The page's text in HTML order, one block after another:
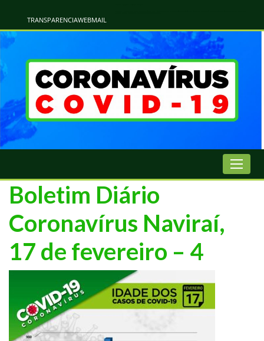
TRANSPARENCIAWEBMAIL
Boletim Diário
Coronavírus Naviraí,
17 de fevereiro – 4